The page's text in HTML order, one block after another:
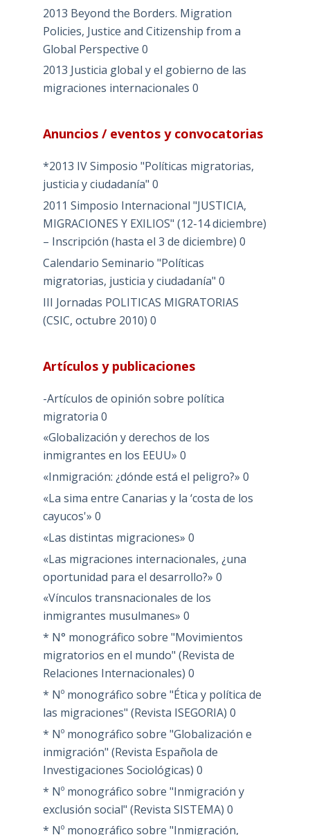
2013 Beyond the Borders. Migration
Policies, Justice and Citizenship from a
Global Perspective 0
2013 Justicia global y el gobierno de las
migraciones internacionales 0
Anuncios / eventos y convocatorias
*2013 IV Simposio "Políticas migratorias,
justicia y ciudadanía" 0
2011 Simposio Internacional "JUSTICIA,
MIGRACIONES Y EXILIOS" (12-14 diciembre)
– Inscripción (hasta el 3 de diciembre) 0
Calendario Seminario "Políticas
migratorias, justicia y ciudadanía" 0
III Jornadas POLITICAS MIGRATORIAS
(CSIC, octubre 2010) 0
Artículos y publicaciones
-Artículos de opinión sobre política
migratoria 0
«Globalización y derechos de los
inmigrantes en los EEUU» 0
«Inmigración: ¿dónde está el peligro?» 0
«La sima entre Canarias y la ‘costa de los
cayucos'» 0
«Las distintas migraciones» 0
«Las migraciones internacionales, ¿una
oportunidad para el desarrollo?» 0
«Vínculos transnacionales de los
inmigrantes musulmanes» 0
* N° monográfico sobre "Movimientos
migratorios en el mundo" (Revista de
Relaciones Internacionales) 0
* Nº monográfico sobre "Ética y política de
las migraciones" (Revista ISEGORIA) 0
* Nº monográfico sobre "Globalización e
inmigración" (Revista Española de
Investigaciones Sociológicas) 0
* Nº monográfico sobre "Inmigración y
exclusión social" (Revista SISTEMA) 0
* Nº monográfico sobre "Inmigración,